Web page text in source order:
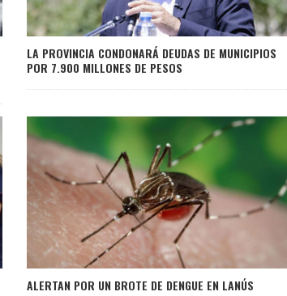
LA PROVINCIA CONDONARÁ DEUDAS DE MUNICIPIOS
POR 7.900 MILLONES DE PESOS
ALERTAN POR UN BROTE DE DENGUE EN LANÚS